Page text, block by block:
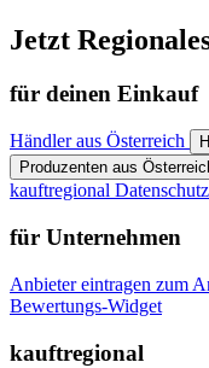
Jetzt
für deinen Einkauf
Händler aus Österreich
Produzenten aus
kauftregional
für Unternehmen
Anbieter eintragen zum
Bewertungs-Widget
kauftregional